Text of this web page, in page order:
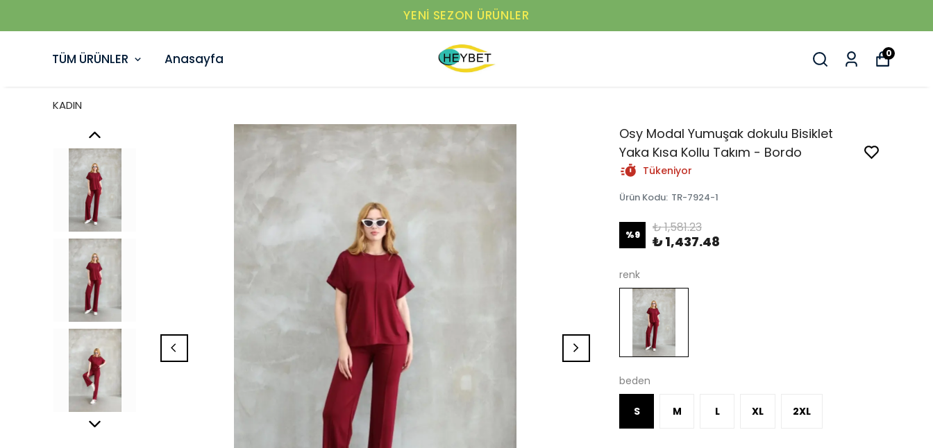
YENI SEZON ÜRÜNLER
TÜM ÜRÜNLER Anasayfa 0
KADIN
Osy Modal Yumuşak dokulu Bisiklet
Yaka Kısa Kollu Takım - Bordo
Tükeniyor
Ürün Kodu: TR-7924-1
%9 ₺ 1,581.23
₺ 1,437.48
renk
beden
S M L XL 2XL